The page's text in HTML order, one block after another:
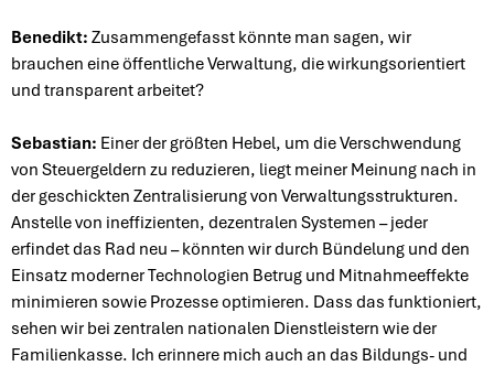
Benedikt: Zusammengefasst könnte man sagen, wir
brauchen eine öffentliche Verwaltung, die wirkungsorientiert
und transparent arbeitet?
Sebastian: Einer der größten Hebel, um die Verschwendung
von Steuergeldern zu reduzieren, liegt meiner Meinung nach in
der geschickten Zentralisierung von Verwaltungsstrukturen.
Anstelle von ineffizienten, dezentralen Systemen – jeder
erfindet das Rad neu – könnten wir durch Bündelung und den
Einsatz moderner Technologien Betrug und Mitnahmeeffekte
minimieren sowie Prozesse optimieren. Dass das funktioniert,
sehen wir bei zentralen nationalen Dienstleistern wie der
Familienkasse. Ich erinnere mich auch an das Bildungs- und